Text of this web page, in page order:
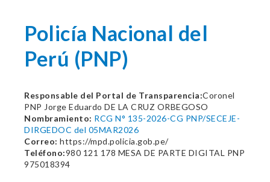
Policía Nacional del
Perú (PNP)
Responsable del Portal de Transparencia:Coronel
PNP Jorge Eduardo DE LA CRUZ ORBEGOSO
Nombramiento: RCG N° 135-2026-CG PNP/SECEJE-
DIRGEDOC del 05MAR2026
Correo: https://mpd.policia.gob.pe/
Teléfono:980 121 178 MESA DE PARTE DIGITAL PNP
975018394